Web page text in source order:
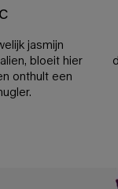
jasmijn
bloeit hier
onthult een